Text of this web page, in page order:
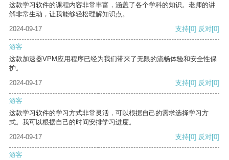
这款学习软件的课程内容非常丰富，涵盖了各个学科的知识。老师的讲
解非常生动，让我能够轻松理解知识点。
2024-09-17
支持[0] 反对[0]
游客
这款加速器VPM应用程序已经为我们带来了无限的流畅体验和安全性保
护。
2024-09-17
支持[0] 反对[0]
游客
这款学习软件的学习方式非常灵活，可以根据自己的需求选择学习方
式。我可以根据自己的时间安排学习进度。
2024-09-17
支持[0] 反对[0]
游客